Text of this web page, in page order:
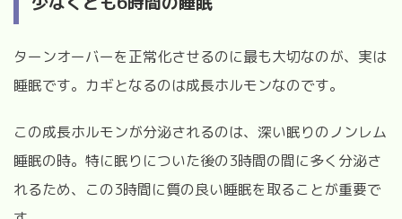
ターンオーバーを正常化させるのに最も大切なのが、実は
睡眠です。カギとなるのは成長ホルモンなのです。
この成長ホルモンが分泌されるのは、深い眠りのノンレム
睡眠の時。特に眠りについた後の3時間の間に多く分泌さ
れるため、この3時間に質の良い睡眠を取ることが重要で